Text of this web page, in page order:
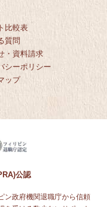
比較表
質問
・資料請求
シーポリシー
ップ
公認
ン政府機関退職庁から信頼